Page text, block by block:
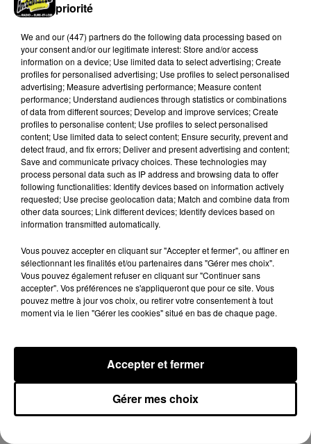
Quatre blessés dont un grave dans un
accident sur l'A10
Le choc a eu lieu dans la matinée, vendredi 7 août à
hauteur de Sainville en direction d'Orléans.
LE GRAND FORMAT Voir plus
Stars'Terre 2026 : Philippe Palmieri dévoile
les ambitions d'un...
À quelques semaines de la première édition de
priorité
We and our (447) partnersdo the following data processing based on
your consent and/or our legitimate interest: Store and/or access
information on a device; Use limited data to select advertising; Create
profiles for personalised advertising; Use profiles to select personalised
advertising; Measure advertising performance; Measure content
performance; Understand audiences through statistics or combinations
of data from different sources; Develop and improve services; Create
profiles to personalise content; Use profiles to select personalised
content; Use limited data to select content; Ensure security, prevent and
detect fraud, and fix errors; Deliver and present advertising and content;
Save and communicate privacy choices. These technologies may
process personal data such as IP address and browsing data to offer
following functionalities: Identify devices based on information actively
requested; Use precise geolocation data; Match and combine data from
other data sources; Link different devices; Identify devices based on
information transmitted automatically.
Vous pouvez accepter en cliquant sur "Accepter et fermer", ou affiner en
sélectionnant les finalités et/ou partenaires dans "Gérer mes choix".
Vous pouvez également refuser en cliquant sur "Continuer sans
accepter". Vos préférences ne s'appliqueront que pour ce site. Vous
pouvez mettre à jour vos choix, ou retirer votre consentement à tout
moment via le lien "Gérer les cookies" situé en bas de chaque page.
Gérer mes choix
Accepter et fermer